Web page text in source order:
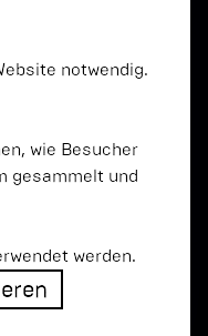
notwendig.
wie Besucher
gesammelt und
werden.